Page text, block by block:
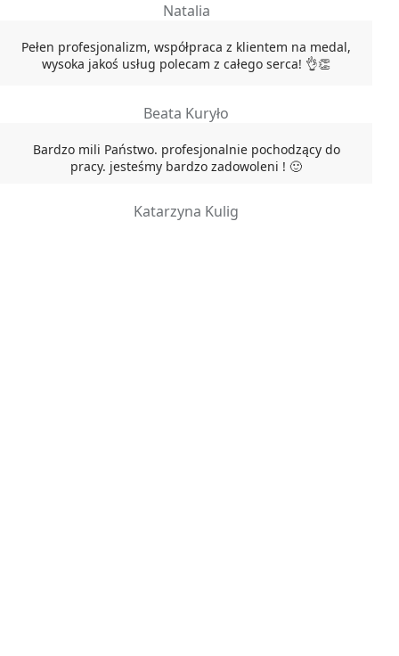
Natalia
Pełen profesjonalizm, współpraca z klientem na medal,
wysoka jakoś usług polecam z całego serca! 👌👏
Beata Kuryło
Bardzo mili Państwo. profesjonalnie pochodzący do
pracy. jesteśmy bardzo zadowoleni ! 🙂
Katarzyna Kulig